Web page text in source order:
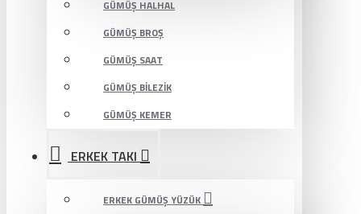
GÜMÜŞ HALHAL
GÜMÜŞ BROŞ
GÜMÜŞ SAAT
GÜMÜŞ BILEZIK
GÜMÜŞ KEMER
ERKEK TAKI
ERKEK GÜMÜŞ YÜZÜK